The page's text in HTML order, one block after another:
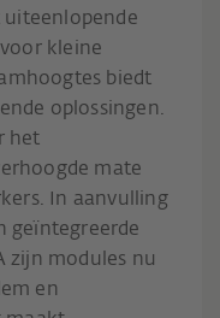
uiteenlopende
kleine
biedt
oplossingen.
het
mate
In aanvulling
geïntegreerde
zijn modules nu
en